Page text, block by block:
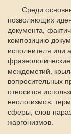
Среди
позволяющих
документа,
композицию
исполнителя или
междометий,
вопросительных
относится
неологизмов,
сферы, слов-
жаргонизмов.